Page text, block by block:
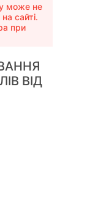
може не
сайті.
при
ВІД